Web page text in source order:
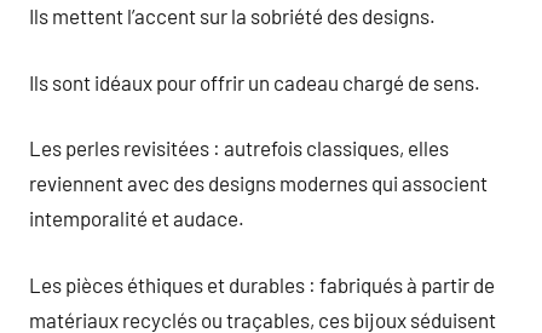
Ils mettent l’accent sur la sobriété des designs.
Ils sont idéaux pour offrir un cadeau chargé de sens.
Les perles revisitées : autrefois classiques, elles
reviennent avec des designs modernes qui associent
intemporalité et audace.
Les pièces éthiques et durables : fabriqués à partir de
matériaux recyclés ou traçables, ces bijoux séduisent